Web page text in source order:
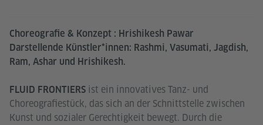
Choreografie & Konzept : Hrishikesh Pawar
Darstellende Künstler*innen: Rashmi, Vasumati, Jagdish,
Ram, Ashar und Hrishikesh.
FLUID FRONTIERS ist ein innovatives Tanz- und
Choreografiestück, das sich an der Schnittstelle zwischen
Kunst und sozialer Gerechtigkeit bewegt. Durch die